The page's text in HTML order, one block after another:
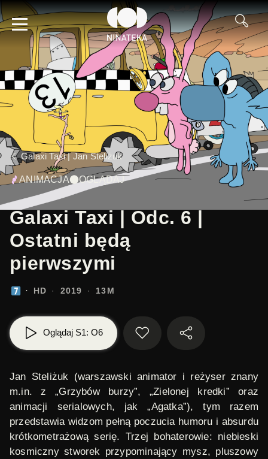
Galaxi Taxi | Jan Steliżuk
ANIMACJA OGLĄDAJ
Galaxi Taxi | Odc. 6 |
Ostatni będą
pierwszymi
HD 2019 13M
Oglądaj S1: O6
Jan Steliżuk (warszawski animator i reżyser znany
m.in. z„Grzybów burzy”,„Zielonej kredki” oraz
animacji serialowych, jak„Agatka”), tym razem
przedstawia widzom pełną poczucia humoru i absurdu
krótkometrażową serię. Trzej bohaterowie: niebieski
kosmiczny stworek przypominający mysz, pluszowy